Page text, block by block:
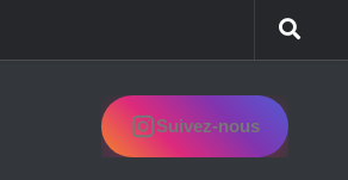
Suivez-nous